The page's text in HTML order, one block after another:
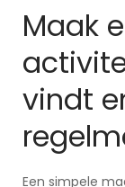
Maak
vindt
Een simpele